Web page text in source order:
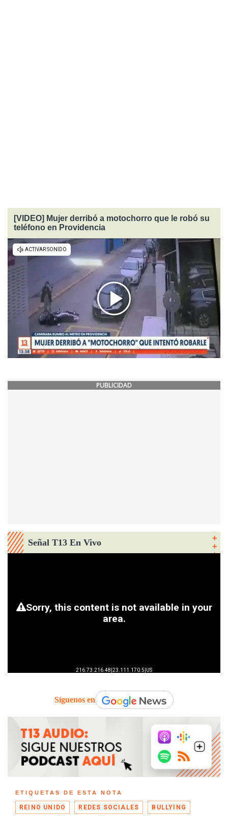
[VIDEO] Mujer derribó a motochorro que le robó su
teléfono en Providencia
PUBLICIDAD
Señal T13 En Vivo
Síguenos en
ETIQUETAS DE ESTA NOTA
REINO UNIDO REDES SOCIALES BULLYING